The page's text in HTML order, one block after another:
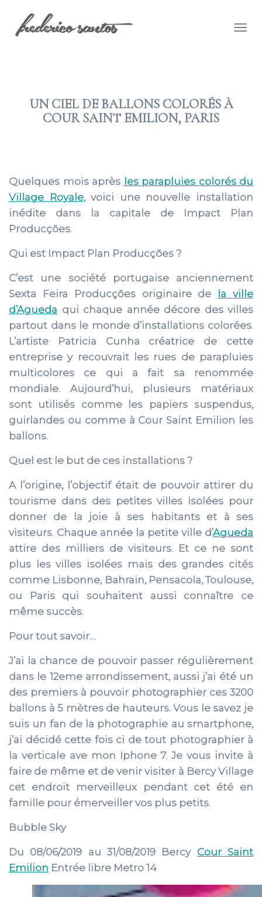
UN CIEL DE BALLONS COLORÉS À
COUR SAINT EMILION, PARIS
Quelques mois après les parapluies colorés du
Village Royale, voici une nouvelle installation
inédite dans la capitale de Impact Plan
Producções.
Qui est Impact Plan Producções ?
C’est une société portugaise anciennement
Sexta Feira Producções originaire de
la ville
d’Agueda qui chaque année décore des villes
partout dans le monde d’installations colorées.
L’artiste Patricia Cunha créatrice de cette
entreprise y recouvrait les rues de parapluies
multicolores ce qui a fait sa renommée
mondiale. Aujourd’hui, plusieurs matériaux
sont utilisés comme les papiers suspendus,
guirlandes ou comme à Cour Saint Emilion les
ballons.
Quel est le but de ces installations ?
A l’origine, l’objectif était de pouvoir attirer du
tourisme dans des petites villes isolées pour
donner de la joie à ses habitants et à ses
visiteurs. Chaque année la petite ville d’Agueda
attire des milliers de visiteurs. Et ce ne sont
plus les villes isolées mais des grandes cités
comme Lisbonne, Bahrain, Pensacola, Toulouse,
ou Paris qui souhaitent aussi connaître ce
même succès.
Pour tout savoir…
J’ai la chance de pouvoir passer régulièrement
dans le 12eme arrondissement, aussi j’ai été un
des premiers à pouvoir photographier ces 3200
ballons à 5 mètres de hauteurs. Vous le savez je
suis un fan de la photographie au smartphone,
j’ai décidé cette fois ci de tout photographier à
la verticale ave mon Iphone 7. Je vous invite à
faire de même et de venir visiter à Bercy Village
cet endroit merveilleux pendant cet été en
famille pour émerveiller vos plus petits.
Bubble Sky
Du 08/06/2019 au 31/08/2019 Bercy Cour Saint
Emilion Entrée libre Metro 14